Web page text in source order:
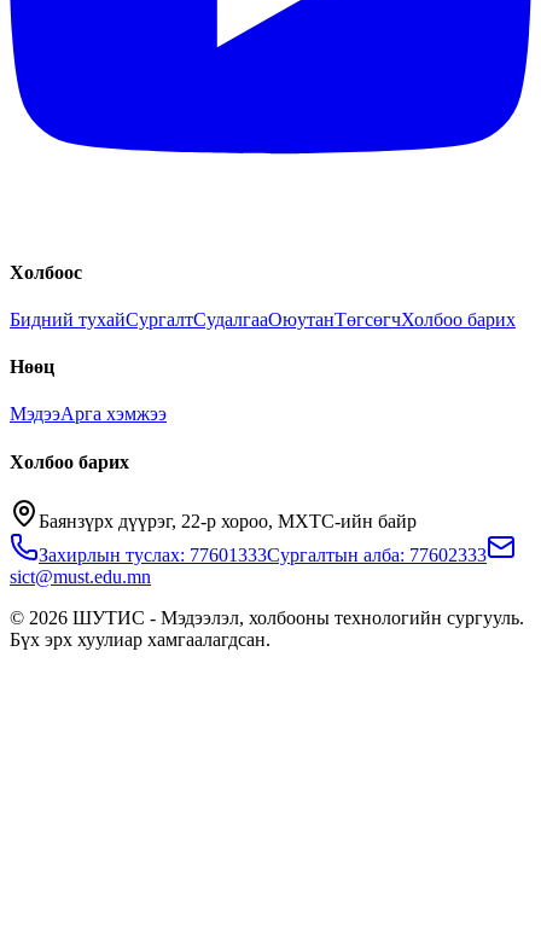
Холбоос
Бидний тухайСургалтСудалгааОюутанТөгсөгчХолбоо барих
Нөөц
МэдээАрга хэмжээ
Холбоо барих
Баянзүрх дүүрэг, 22-р хороо, МХТС-ийн байр
Захирлын туслах: 77601333Сургалтын алба: 77602333
sict@must.edu.mn
© 2026 ШУТИС - Мэдээлэл, холбооны технологийн сургууль.
Бүх эрх хуулиар хамгаалагдсан.